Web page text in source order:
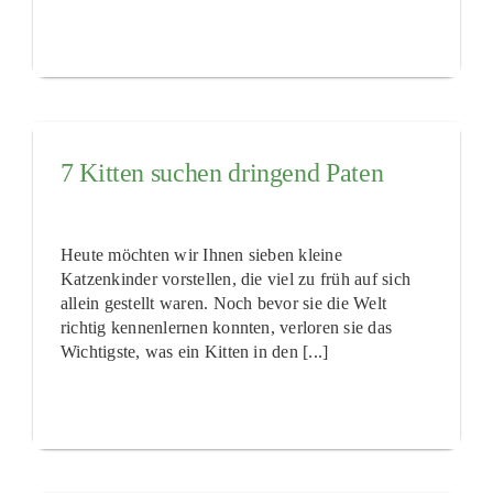
7 Kitten suchen dringend Paten
Heute möchten wir Ihnen sieben kleine
Katzenkinder vorstellen, die viel zu früh auf sich
allein gestellt waren. Noch bevor sie die Welt
richtig kennenlernen konnten, verloren sie das
Wichtigste, was ein Kitten in den [...]